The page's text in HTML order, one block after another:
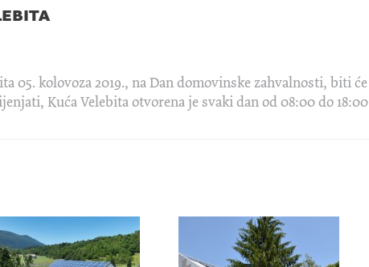
05. kolovoza 2019., na Dan domovinske zahvalnosti, biti
Kuća Velebita otvorena je svaki dan od 08:00 do